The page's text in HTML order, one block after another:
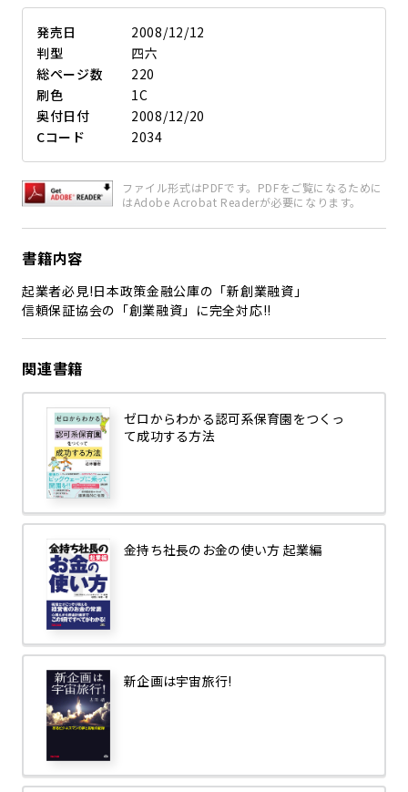
発売日
2008/12/12
判型
四六
総ページ数
220
刷色
1C
奥付日付
2008/12/20
Cコード
2034
ファイル形式はPDFです。PDFをご覧になるために
はAdobe Acrobat Readerが必要になります。
書籍内容
起業者必見!日本政策金融公庫の「新創業融資」
信頼保証協会の「創業融資」に完全対応!!
関連書籍
ゼロからわかる認可系保育園をつくっ
て成功する方法
金持ち社長のお金の使い方 起業編
新企画は宇宙旅行!